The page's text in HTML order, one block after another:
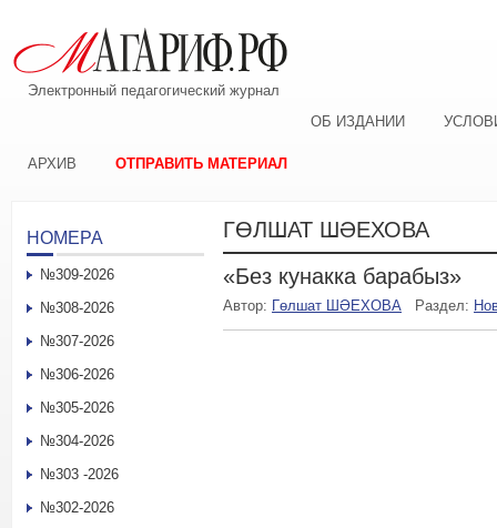
Электронный педагогический журнал
ОБ ИЗДАНИИ
АРХИВ ОТПРАВИТЬ МАТЕРИАЛ
ГӨЛШАТ ШӘЕХОВА
«Без кунакка барабыз»
Автор: Гөлшат ШӘЕХОВА Раздел:
НОМЕРА
№309-2026
№308-2026
№307-2026
№306-2026
№305-2026
№304-2026
№303 -2026
№302-2026